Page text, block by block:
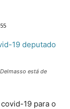
está de
19 para o